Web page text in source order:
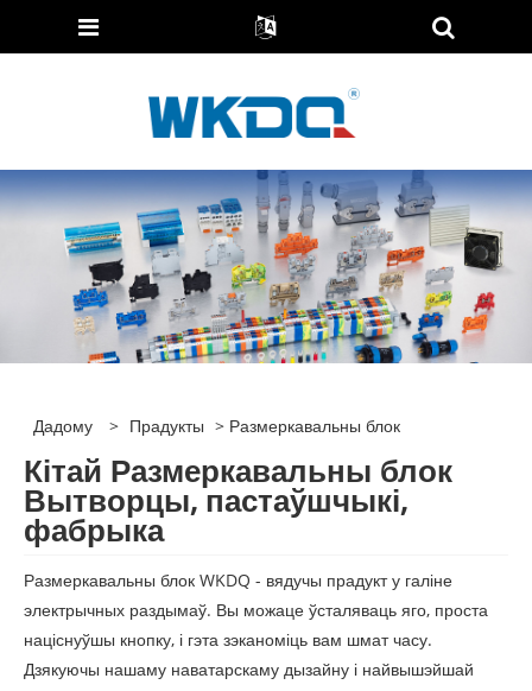
Дадому > Прадукты > Размеркавальны блок
Кітай Размеркавальны блок
Вытворцы, пастаўшчыкі,
фабрыка
Размеркавальны блок WKDQ - вядучы прадукт у галіне
электрычных раздымаў. Вы можаце ўсталяваць яго, проста
націснуўшы кнопку, і гэта зэканоміць вам шмат часу.
Дзякуючы нашаму наватарскаму дызайну і найвышэйшай